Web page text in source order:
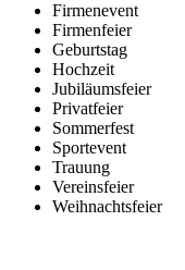
Firmenevent
Firmenfeier
Geburtstag
Hochzeit
Jubiläumsfeier
Privatfeier
Sommerfest
Sportevent
Trauung
Vereinsfeier
Weihnachtsfeier